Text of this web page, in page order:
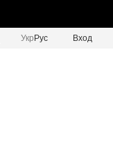
Укр Рус Вход